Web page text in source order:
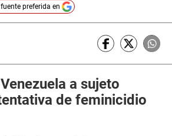
preferida en
a sujeto
de feminicidio